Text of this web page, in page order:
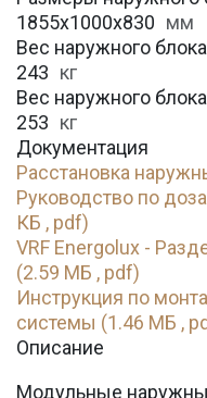
1855x1000x830 мм
Вес наружного
243 кг
Вес наружного
253 кг
Документация
Расстановка
Руководство по
КБ , pdf)
VRF Energolux -
(2.59 МБ , pdf)
Инструкция по
системы (1.46 МБ ,
Описание
Модульные